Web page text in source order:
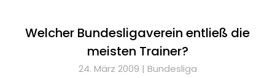
Welcher Bundesligaverein entließ die
meisten Trainer?
24. März 2009 | Bundesliga